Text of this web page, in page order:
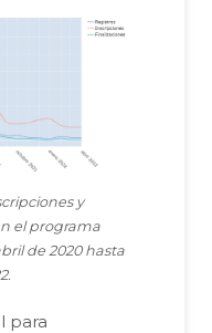
y
el programa
de 2020 hasta
para